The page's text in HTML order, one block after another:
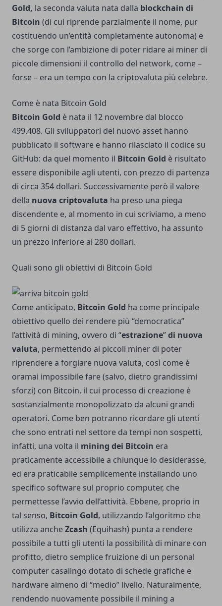
Gold, la seconda valuta nata dalla blockchain di
Bitcoin (di cui riprende parzialmente il nome, pur
costituendo un’entità completamente autonoma) e
che sorge con l’ambizione di poter ridare ai miner di
piccole dimensioni il controllo del network, come –
forse – era un tempo con la criptovaluta più celebre.
Come è nata Bitcoin Gold
Bitcoin Gold è nata il 12 novembre dal blocco
499.408. Gli sviluppatori del nuovo asset hanno
pubblicato il software e hanno rilasciato il codice su
GitHub: da quel momento il Bitcoin Gold è risultato
essere disponibile agli utenti, con prezzo di partenza
di circa 354 dollari. Successivamente però il valore
della nuova criptovaluta ha preso una piega
discendente e, al momento in cui scriviamo, a meno
di 5 giorni di distanza dal varo effettivo, ha assunto
un prezzo inferiore ai 280 dollari.
Quali sono gli obiettivi di Bitcoin Gold
Come anticipato, Bitcoin Gold ha come principale
obiettivo quello dei rendere più “democratica”
l’attività di mining, ovvero di “estrazione”di nuova
valuta, permettendo ai piccoli miner di poter
riprendere a forgiare nuova valuta, così come è
oramai impossibile fare (salvo, dietro grandissimi
sforzi) con Bitcoin, il cui processo di creazione è
sostanzialmente monopolizzato da alcuni grandi
operatori. Come ben potranno ricordare gli utenti
che sono entrati nel settore da tempi non sospetti,
infatti, una volta il mining dei Bitcoin era
praticamente accessibile a chiunque lo desiderasse,
ed era praticabile semplicemente installando uno
specifico software sul proprio computer, che
permettesse l’avvio dell’attività. Ebbene, proprio in
tal senso, Bitcoin Gold, utilizzando l’algoritmo che
utilizza ancheZcash (Equihash) punta a rendere
possibile a tutti gli utenti la possibilità di minare con
profitto, dietro semplice fruizione di un personal
computer casalingo dotato di schede grafiche e
hardware almeno di “medio” livello. Naturalmente,
rendendo nuovamente possibile il mining a